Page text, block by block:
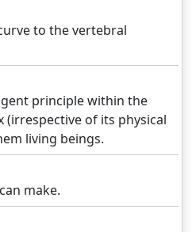
to the vertebral
principle within the
of its physical
living beings.
make.